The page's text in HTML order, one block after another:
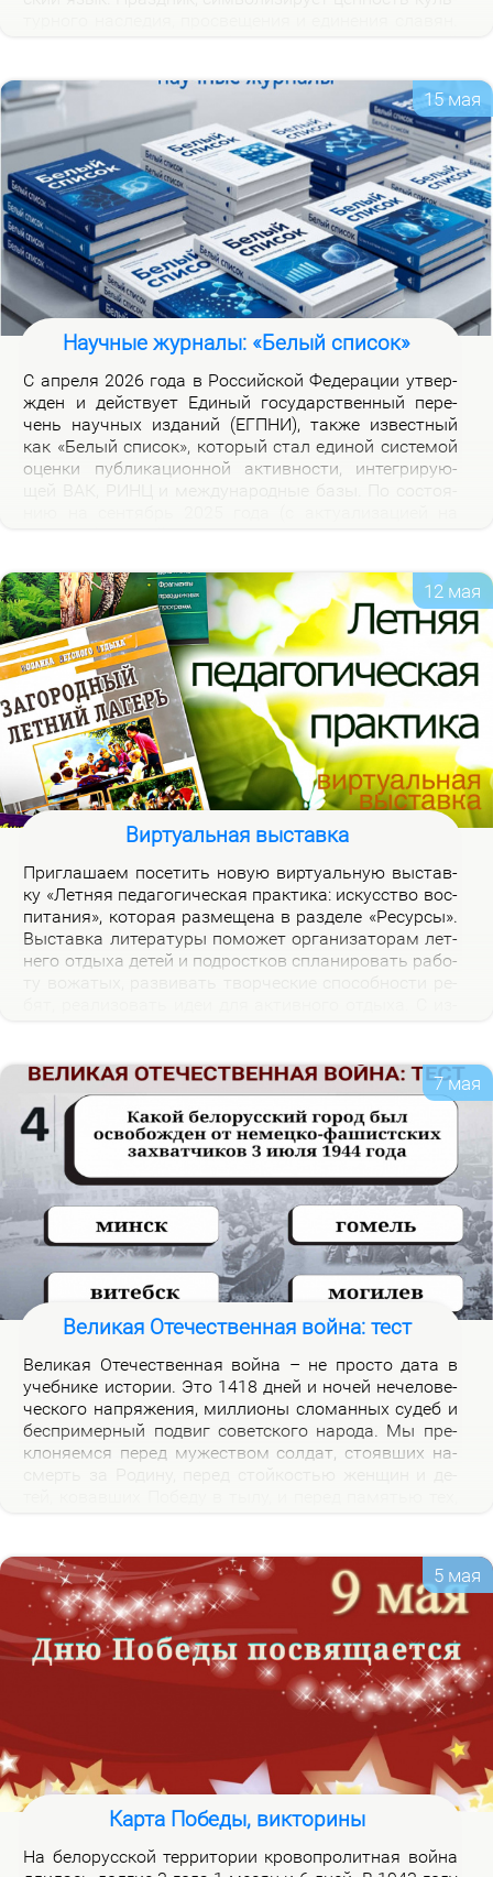
ской на­род­но­сти.
15 мая
Научные журналы: «Белый список»
С ап­ре­ля 2026 го­да в Рос­сий­ской Фе­де­ра­ции утвер­
жден и дей­ству­ет Еди­ный го­судар­ствен­ный пе­ре­
чень на­уч­ных из­да­ний (ЕГПНИ), так­же из­вест­ный
как «Бе­лый спи­сок», ко­то­рый стал еди­ной си­сте­мой
оцен­ки пуб­ли­ка­ци­он­ной ак­тив­но­сти, ин­те­гри­ру­ю­
12 мая
Виртуальная выставка
При­гла­ша­ем по­се­тить но­вую вир­ту­аль­ную вы­став­
ку «Лет­няя пе­да­го­ги­че­ская прак­ти­ка: ис­кус­ство вос­
пи­та­ния», ко­то­рая раз­ме­ще­на в раз­де­ле «Ре­сур­сы».
Вы­став­ка ли­те­ра­ту­ры по­мо­жет ор­га­ни­за­то­рам лет­
не­го от­ды­ха де­тей и под­рост­ков спла­ни­ро­вать ра­бо­
вер­си­те­та.
7 мая
Великая Отечественная война: тест
Ве­ли­кая Оте­че­ствен­ная вой­на – не про­сто да­та в
учеб­ни­ке ис­то­рии. Это 1418 дней и но­чей нече­ло­ве­
че­ско­го на­пря­же­ния, мил­ли­о­ны сло­ман­ных су­деб и
бес­при­мер­ный по­двиг со­вет­ско­го на­ро­да. Мы пре­
кло­ня­ем­ся пе­ред му­же­ством сол­дат, сто­яв­ших на­
ям.
5 мая
Карта Победы, викторины
На бе­ло­рус­ской тер­ри­то­рии кро­во­про­лит­ная вой­на